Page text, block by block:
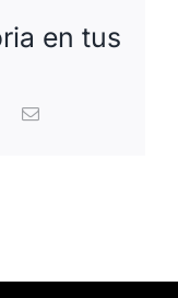
en tus
WhatsApp
Correo